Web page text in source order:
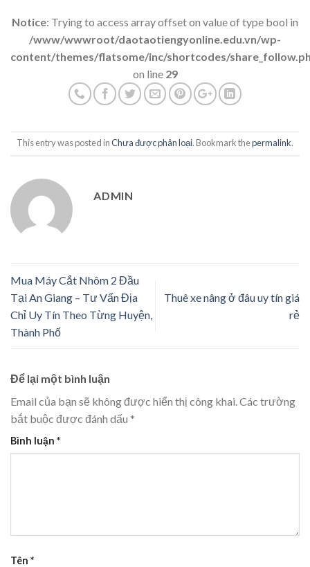
Notice: Trying to access array offset on value of type bool in
/www/wwwroot/daotaotiengyonline.edu.vn/wp-
content/themes/flatsome/inc/shortcodes/
on line 29
This entry was posted inChưa được phân loại. Bookmark thepermalink.
ADMIN
Mua Máy Cắt Nhôm 2 Đầu
Tại An Giang – Tư Vấn Địa
Chỉ Uy Tín Theo Từng Huyện,
Thành Phố
Thuê xe nâng ở đâu uy tín giá
rẻ
Để lại một bình luận
Email của bạn sẽ không được hiển thị công khai.Các trường
bắt buộc được đánh dấu *
Bình luận *
Tên *